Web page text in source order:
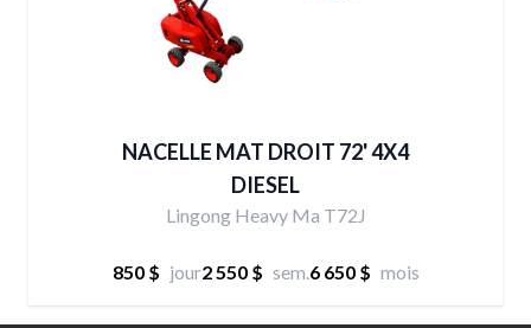
NACELLE MAT DROIT 72' 4X4
DIESEL
Lingong Heavy Ma T72J
850 $ jour2 550 $ sem.6 650 $ mois